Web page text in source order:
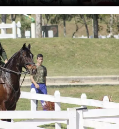
Brasileiro